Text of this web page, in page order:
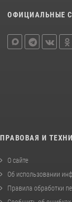
ОФИЦИАЛЬНЫЕ
ПРАВОВАЯ И
О сайте
Об использовании
Правила обработки